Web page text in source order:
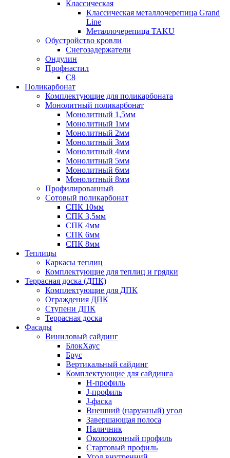
Классическая
Классическая металлочерепица Grand
Line
Металлочерепица TAKU
Обустройство кровли
Снегозадержатели
Ондулин
Профнастил
С8
Поликарбонат
Комплектующие для поликарбоната
Монолитный поликарбонат
Монолитный 1,5мм
Монолитный 1мм
Монолитный 2мм
Монолитный 3мм
Монолитный 4мм
Монолитный 5мм
Монолитный 6мм
Монолитный 8мм
Профилированный
Сотовый поликарбонат
СПК 10мм
СПК 3,5мм
СПК 4мм
СПК 6мм
СПК 8мм
Теплицы
Каркасы теплиц
Комплектующие для теплиц и грядки
Террасная доска (ДПК)
Комплектующие для ДПК
Ограждения ДПК
Ступени ДПК
Террасная доска
Фасады
Виниловый сайдинг
БлокХаус
Брус
Вертикальный сайдинг
Комплектующие для сайдинга
H-профиль
J-профиль
J-фаска
Внешний (наружный) угол
Завершающая полоса
Наличник
Околооконный профиль
Стартовый профиль